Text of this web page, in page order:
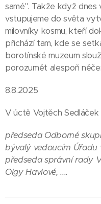
samé". Takže když
vstupujeme do světa
milovníky kosmu, kteří
přichází tam, kde se
borotínské muzeum
porozumět alespoň
8.8.2025
V úctě Vojtěch Sedláček
předseda Odborné
bývalý vedoucím Úřadu
předseda správní rady
Olgy Havlové, ....